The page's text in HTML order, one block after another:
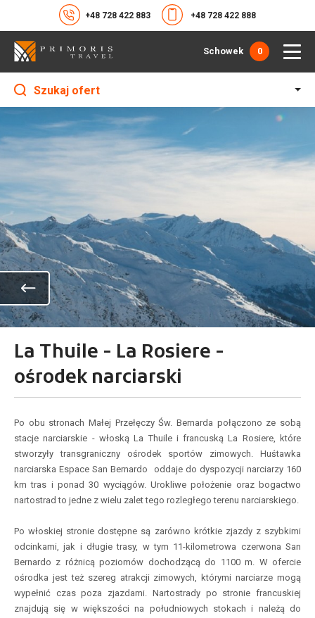
+48 728 422 883 +48 728 422 888
Schowek 0
Szukaj ofert
La Thuile - La Rosiere -
ośrodek narciarski
Po obu stronach Małej Przełęczy Św. Bernarda połączono ze sobą
stacje narciarskie - włoską La Thuile i francuską La Rosiere, które
stworzyły transgraniczny ośrodek sportów zimowych. Huśtawka
narciarska Espace San Bernardo oddaje do dyspozycji narciarzy 160
km tras i ponad 30 wyciągów. Urokliwe położenie oraz bogactwo
nartostrad to jedne z wielu zalet tego rozległego terenu narciarskiego.
Po włoskiej stronie dostępne są zarówno krótkie zjazdy z szybkimi
odcinkami, jak i długie trasy, w tym 11-kilometrowa czerwona San
Bernardo z różnicą poziomów dochodzącą do 1100 m. W ofercie
ośrodka jest też szereg atrakcji zimowych, którymi narciarze mogą
wypełnić czas poza zjazdami. Nartostrady po stronie francuskiej
znajdują się w większości na południowych stokach i należą do